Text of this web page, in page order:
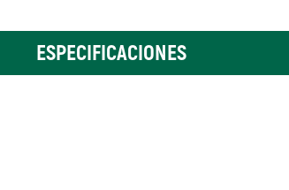
ESPECIFICACIONES